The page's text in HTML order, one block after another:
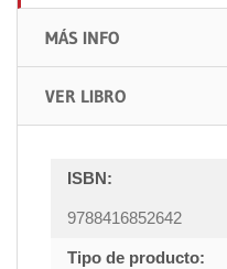
MÁS INFO
VER LIBRO
ISBN:
9788416852642
Tipo de producto: